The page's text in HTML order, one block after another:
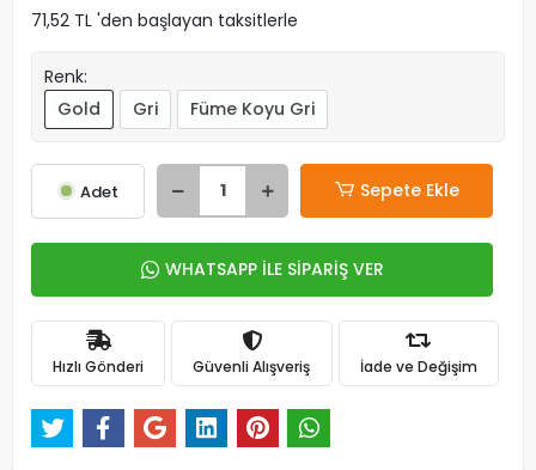
71,52 TL 'den başlayan taksitlerle
Renk:
Gold
Gri Füme Koyu Gri
Adet Sepete Ekle
WHATSAPP İLE SİPARİŞ VER
Hızlı Gönderi Güvenli Alışveriş İade ve Değişim